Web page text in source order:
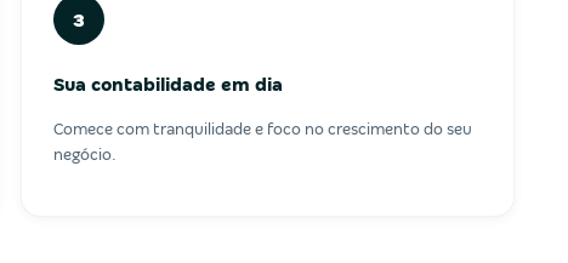
3
Sua contabilidade em dia
Comece com tranquilidade e foco no crescimento do seu
negócio.